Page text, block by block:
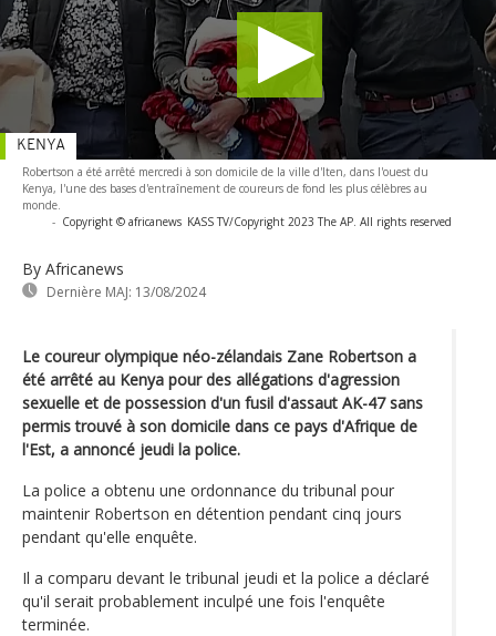
Robertson a été arrêté mercredi à son domicile de la ville d'Iten, dans l'ouest du
Kenya, l'une des bases d'entraînement de coureurs de fond les plus célèbres au
monde.
- Copyright © africanews KASS TV/Copyright 2023 The AP. All rights reserved
By Africanews
Dernière MAJ: 13/08/2024
KENYA
Le coureur olympique néo-zélandais Zane Robertson a
été arrêté au Kenya pour des allégations d'agression
sexuelle et de possession d'un fusil d'assaut AK-47 sans
permis trouvé à son domicile dans ce pays d'Afrique de
l'Est, a annoncé jeudi la police.
La police a obtenu une ordonnance du tribunal pour
maintenir Robertson en détention pendant cinq jours
pendant qu'elle enquête.
Il a comparu devant le tribunal jeudi et la police a déclaré
qu'il serait probablement inculpé une fois l'enquête
terminée.